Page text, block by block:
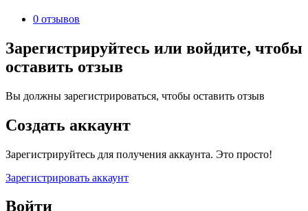
0 отзывов
Зарегистрируйтесь или войдите, чтобы
оставить отзыв
Вы должны зарегистрироваться, чтобы оставить отзыв
Создать аккаунт
Зарегистрируйтесь для получения аккаунта. Это просто!
Зарегистрировать аккаунт
Войти